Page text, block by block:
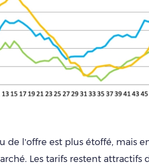
de l’offre est plus étoffé, mais
Les tarifs restent attractifs